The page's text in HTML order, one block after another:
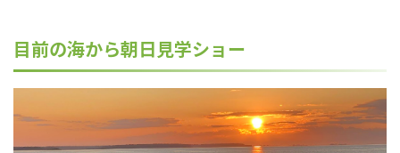
目前の海から朝日見学ショー